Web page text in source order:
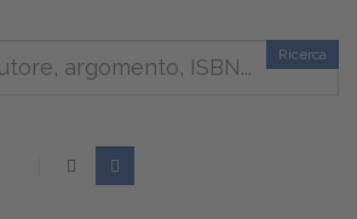
Ricerca